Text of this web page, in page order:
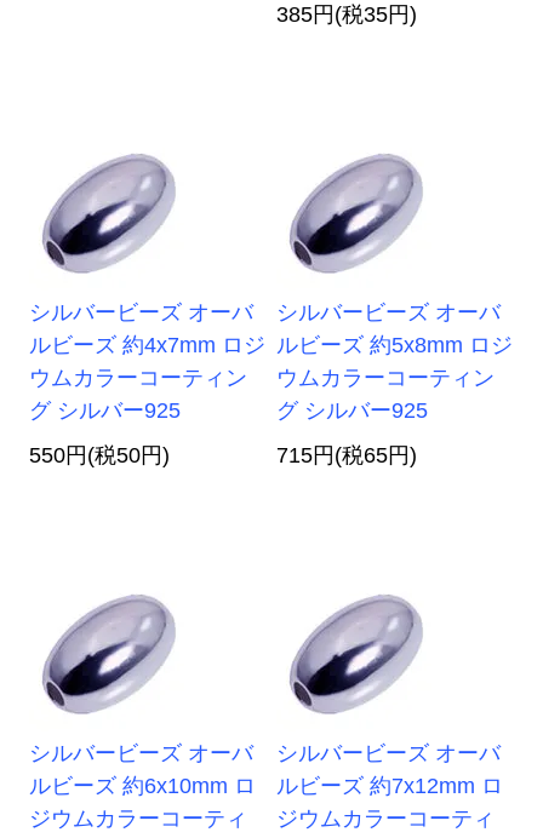
385円(税35円)
シルバービーズ オーバ
ルビーズ 約4x7mm ロジ
ウムカラーコーティン
グ シルバー925
550円(税50円)
シルバービーズ オーバ
ルビーズ 約5x8mm ロジ
ウムカラーコーティン
グ シルバー925
715円(税65円)
シルバービーズ オーバ
ルビーズ 約6x10mm ロ
ジウムカラーコーティ
シルバービーズ オーバ
ルビーズ 約7x12mm ロ
ジウムカラーコーティ